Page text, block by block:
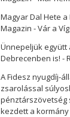
Magyar Dal Hete a
Magazin -Vár a Víg
Ünnepeljük együtt
Debrecenben is! -
A Fidesz nyugdíj-
zsarolással
pénztárszövetség
kezdett a kormány